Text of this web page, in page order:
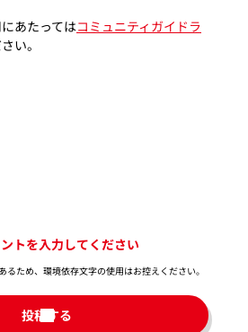
あたってはコミュニティガイドラ
い。
トを入力してください
ため、環境依存文字の使用はお控えください。​
投稿する